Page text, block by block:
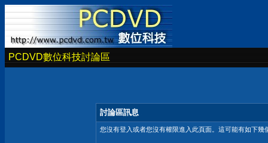
PCDVD數位科技討論區
討論區訊息
您沒有登入或者您沒有權限進入此頁面。這可能有如下幾